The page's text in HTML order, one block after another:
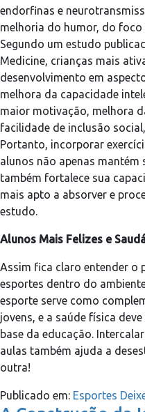
endorfinas e
melhoria do humor, do foco
Segundo um estudo
Medicine, crianças mais
desenvolvimento em
melhora da capacidade
maior motivação, melhora
facilidade de inclusão
Portanto, incorporar
alunos não apenas mantém
também fortalece sua
mais apto a absorver e
estudo.
Alunos Mais Felizes e
Assim fica claro entender o
esportes dentro do
esporte serve como
jovens, e a saúde física
base da educação.
aulas também ajuda a
outra!
Publicado em: Esportes